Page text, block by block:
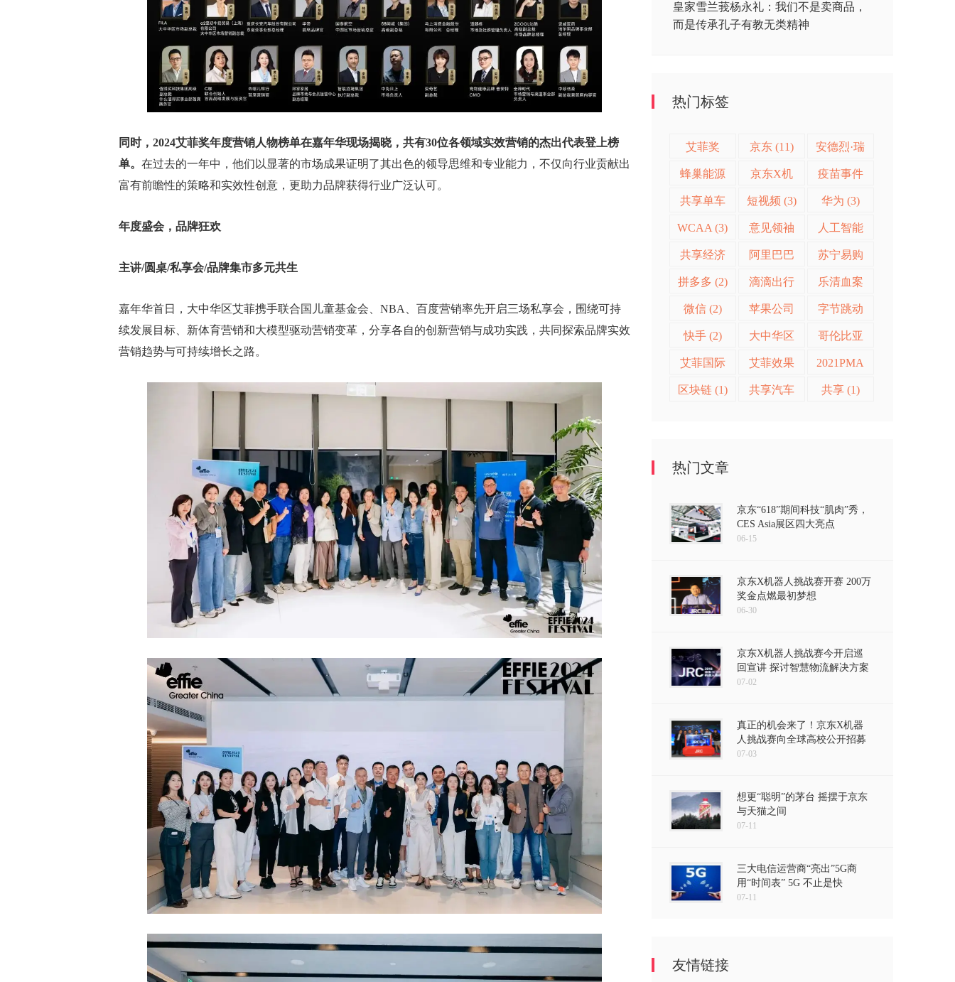
同时，2024艾菲奖年度营销人物榜单在嘉年华现场揭晓，共有30位各领域实效营销的杰出代表登上榜
单。 在过去的一年中，他们以显著的市场成果证明了其出色的领导思维和专业能力，不仅向行业贡献出
富有前瞻性的策略和实效性创意，更助力品牌获得行业广泛认可。
年度盛会，品牌狂欢
主讲/圆桌/私享会/品牌集市多元共生
嘉年华首日，大中华区艾菲携手联合国儿童基金会、NBA、百度营销率先开启三场私享会，围绕可持
续发展目标、新体育营销和大模型驱动营销变革，分享各自的创新营销与成功实践，共同探索品牌实效
营销趋势与可持续增长之路。
皇家雪兰莪杨永礼：我们不是卖商品，
而是传承孔子有教无类精神
热门标签
艾菲奖
(28)
京东 (11) 安德烈·瑞
欧 (11)
蜂巢能源
(9)
京东X机
器人挑战
赛 (5)
疫苗事件
(4)
共享单车
(3)
短视频 (3) 华为 (3)
WCAA (3) 意见领袖
营销 (3)
人工智能
(2)
共享经济
(2)
阿里巴巴
(2)
苏宁易购
(2)
拼多多 (2) 滴滴出行
(2)
乐清血案
(2)
微信 (2) 苹果公司
(2)
字节跳动
(2)
快手 (2) 大中华区
艾菲奖 (2)
哥伦比亚
(2)
艾菲国际
论坛 (2)
艾菲效果
营销奖 (2)
2021PMA
(2)
区块链 (1) 共享汽车 共享 (1)
热门文章
京东“618”期间科技“肌肉”秀，
CES Asia展区四大亮点
06-15
京东X机器人挑战赛开赛 200万
奖金点燃最初梦想
06-30
京东X机器人挑战赛今开启巡
回宣讲 探讨智慧物流解决方案
07-02
真正的机会来了！京东X机器
人挑战赛向全球高校公开招募
07-03
想更“聪明”的茅台 摇摆于京东
与天猫之间
07-11
三大电信运营商“亮出”5G商
用“时间表” 5G 不止是快
07-11
友情链接